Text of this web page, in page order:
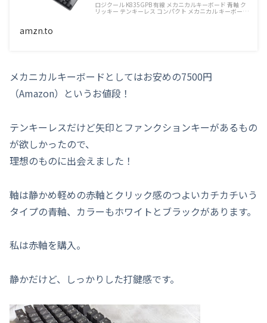
ロジクール K835GPB 有線 メカニカルキーボード 青軸 ク
リッキー テンキーレス コンパクト メカニカル キーボー…
amzn.to
メカニカルキーボードとしてはお安めの7500円
（Amazon）というお値段！
テンキーレスだけど矢印とファンクションキーがあるもの
が欲しかったので、
理想のものに出会えました！
軸は静かめ軽めの赤軸とクリック感のつよいカチカチいう
タイプの青軸、カラーもホワイトとブラックがあります。
私は赤軸を購入。
静かだけど、しっかりした打鍵感です。